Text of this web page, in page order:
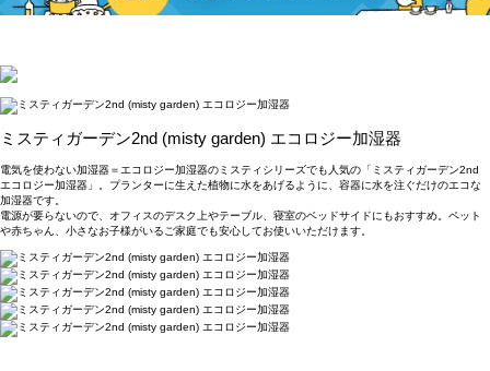
ミスティガーデン2nd (misty garden) エコロジー加湿器
電気を使わない加湿器＝エコロジー加湿器のミスティシリーズでも人気の「ミスティガーデン2nd
エコロジー加湿器」。プランターに生えた植物に水をあげるように、容器に水を注ぐだけのエコな
加湿器です。
電源が要らないので、オフィスのデスク上やテーブル、寝室のベッドサイドにもおすすめ。ペット
や赤ちゃん、小さなお子様がいるご家庭でも安心してお使いいただけます。